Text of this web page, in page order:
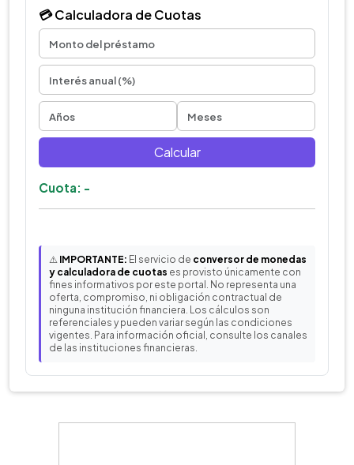
💳 Calculadora de Cuotas
Calcular
Cuota: -
⚠️ IMPORTANTE: El servicio de conversor de monedas
y calculadora de cuotas es provisto únicamente con
fines informativos por este portal. No representa una
oferta, compromiso, ni obligación contractual de
ninguna institución financiera. Los cálculos son
referenciales y pueden variar según las condiciones
vigentes. Para información oficial, consulte los canales
de las instituciones financieras.